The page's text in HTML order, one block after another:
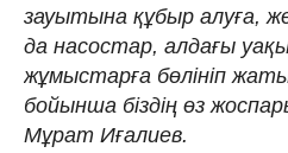
зауытына құбыр алуға,
да насостар, алдағы
жұмыстарға бөлініп
бойынша біздің өз
Мұрат Иғалиев.